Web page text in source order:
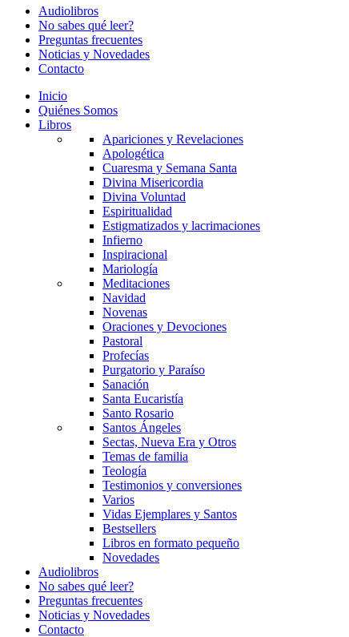
Audiolibros
No sabes qué leer?
Preguntas frecuentes
Noticias y Novedades
Contacto
Inicio
Quiénes Somos
Libros
Apariciones y Revelaciones
Apologética
Cuaresma y Semana Santa
Divina Misericordia
Divina Voluntad
Espiritualidad
Estigmatizados y lacrimaciones
Infierno
Inspiracional
Mariología
Meditaciones
Navidad
Novenas
Oraciones y Devociones
Pastoral
Profecías
Purgatorio y Paraíso
Sanación
Santa Eucaristía
Santo Rosario
Santos Ángeles
Sectas, Nueva Era y Otros
Temas de familia
Teología
Testimonios y conversiones
Varios
Vidas Ejemplares y Santos
Bestsellers
Libros en formato pequeño
Novedades
Audiolibros
No sabes qué leer?
Preguntas frecuentes
Noticias y Novedades
Contacto